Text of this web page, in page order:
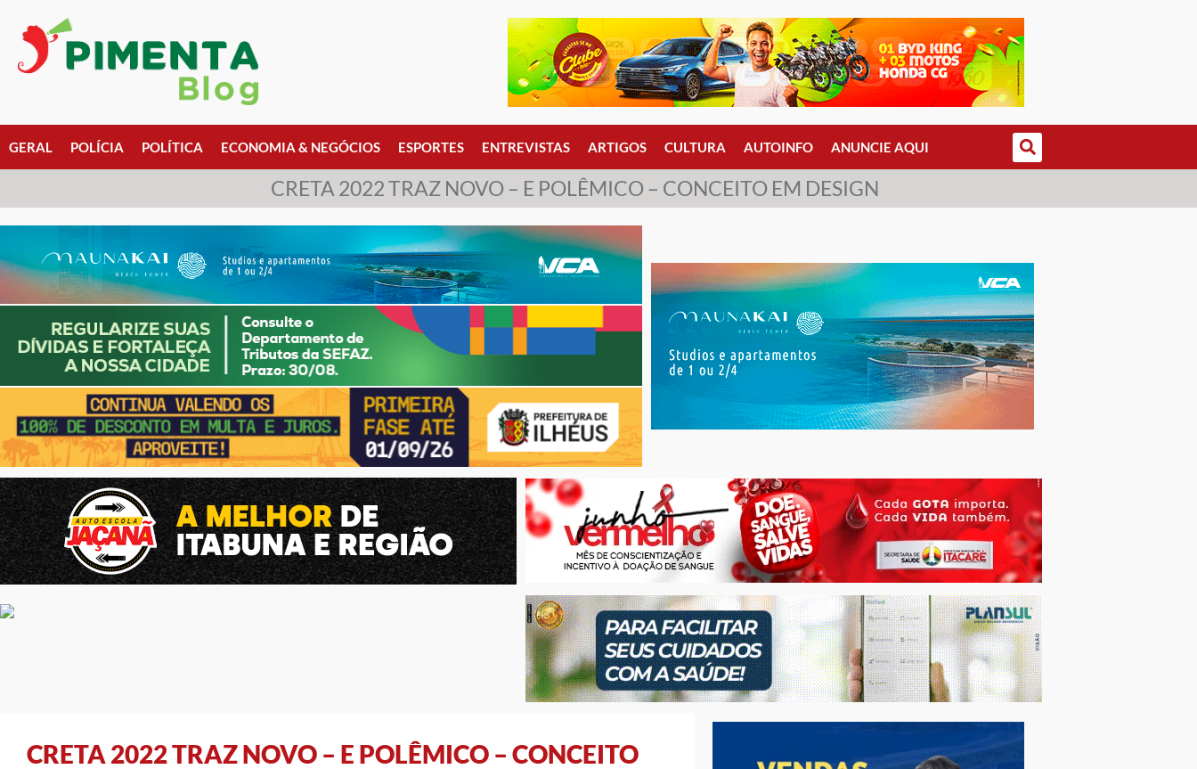
GERAL POLÍCIA POLÍTICA ECONOMIA & NEGÓCIOS ESPORTES ENTREVISTAS ARTIGOS CULTURA AUTOINFO ANUNCIE AQUI
CRETA 2022 TRAZ NOVO – E POLÊMICO – CONCEITO EM DESIGN
CRETA 2022 TRAZ NOVO – E POLÊMICO – CONCEITO